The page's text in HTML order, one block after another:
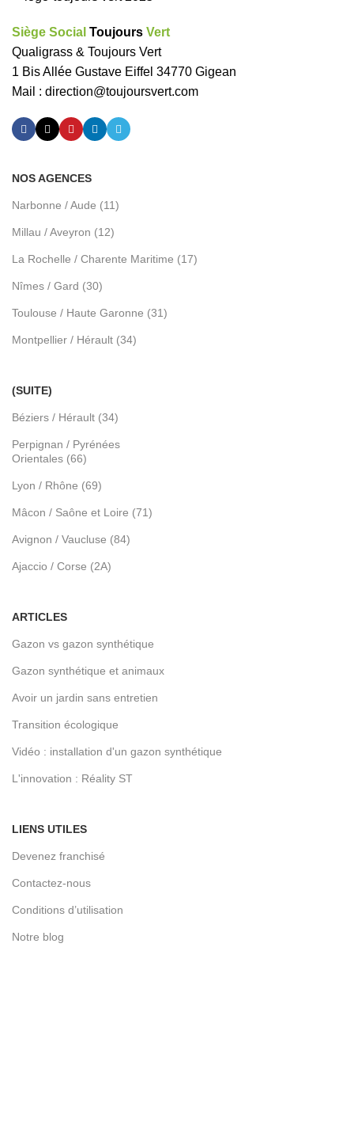
Siège Social Toujours Vert
Qualigrass & Toujours Vert
1 Bis Allée Gustave Eiffel 34770 Gigean
Mail : direction@toujoursvert.com
NOS AGENCES
Narbonne / Aude (11)
Millau / Aveyron (12)
La Rochelle / Charente Maritime (17)
Nîmes / Gard (30)
Toulouse / Haute Garonne (31)
Montpellier / Hérault (34)
(SUITE)
Béziers / Hérault (34)
Perpignan / Pyrénées
Orientales (66)
Lyon / Rhône (69)
Mâcon / Saône et Loire (71)
Avignon / Vaucluse (84)
Ajaccio / Corse (2A)
ARTICLES
Gazon vs gazon synthétique
Gazon synthétique et animaux
Avoir un jardin sans entretien
Transition écologique
Vidéo : installation d'un gazon synthétique
L'innovation : Réality ST
LIENS UTILES
Devenez franchisé
Contactez-nous
Conditions d’utilisation
Notre blog